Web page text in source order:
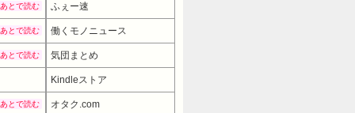
あとで読む ふぇー速
あとで読む 働くモノニュース
あとで読む 気団まとめ
Kindleストア
あとで読む オタク.com